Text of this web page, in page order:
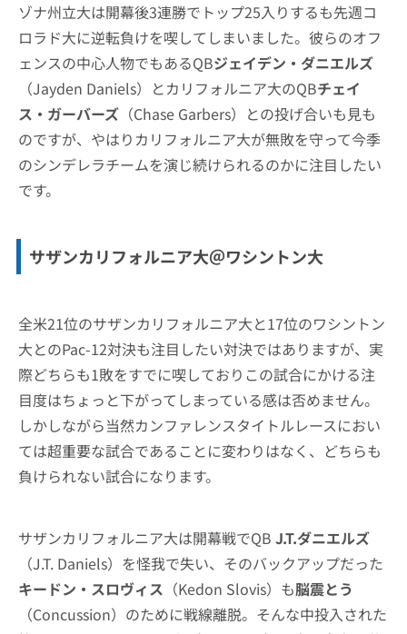
ゾナ州立大は開幕後3連勝でトップ25入りするも先週コ
ロラド大に逆転負けを喫してしまいました。彼らのオフ
ェンスの中心人物でもあるQBジェイデン・ダニエルズ
（Jayden Daniels）とカリフォルニア大のQBチェイ
ス・ガーバーズ （Chase Garbers）との投げ合いも見も
のですが、やはりカリフォルニア大が無敗を守って今季
のシンデレラチームを演じ続けられるのかに注目したい
です。
サザンカリフォルニア大＠ワシントン大
全米21位のサザンカリフォルニア大と17位のワシントン
大とのPac-12対決も注目したい対決ではありますが、実
際どちらも1敗をすでに喫しておりこの試合にかける注
目度はちょっと下がってしまっている感は否めません。
しかしながら当然カンファレンスタイトルレースにおい
ては超重要な試合であることに変わりはなく、どちらも
負けられない試合になります。
サザンカリフォルニア大は開幕戦でQB J.T.ダニエルズ
（J.T. Daniels）を怪我で失い、そのバックアップだった
キードン・スロヴィス （Kedon Slovis）も脳震とう
（Concussion）のために戦線離脱。そんな中投入された